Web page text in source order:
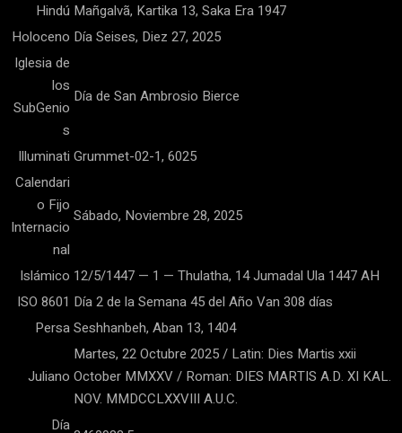
Hindú Mañgalvã, Kartika 13, Saka Era 1947
Holoceno Día Seises, Diez 27, 2025
Iglesia de
los
SubGenio
s
Día de San Ambrosio Bierce
Illuminati Grummet-02-1, 6025
Calendari
o Fijo
Internacio
nal
Sábado, Noviembre 28, 2025
Islámico 12/5/1447 — 1 — Thulatha, 14 Jumadal Ula 1447 AH
ISO 8601 Día 2 de la Semana 45 del Año Van 308 días
PersaSeshhanbeh, Aban 13, 1404
Juliano
Martes, 22 Octubre 2025 / Latin: Dies Martis xxii
October MMXXV / Roman: DIES MARTIS A.D. XI KAL.
NOV. MMDCCLXXVIII A.U.C.
Día